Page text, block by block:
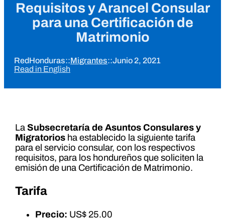
Requisitos y Arancel Consular
para una Certificación de
Matrimonio
RedHonduras::Migrantes::Junio 2, 2021
Read in English
La Subsecretaría de Asuntos Consulares y
Migratoriosha establecido la siguiente tarifa
para el servicio consular, con los respectivos
requisitos, para los hondureños que soliciten la
emisión de una Certificación de Matrimonio.
Tarifa
Precio: US$ 25.00